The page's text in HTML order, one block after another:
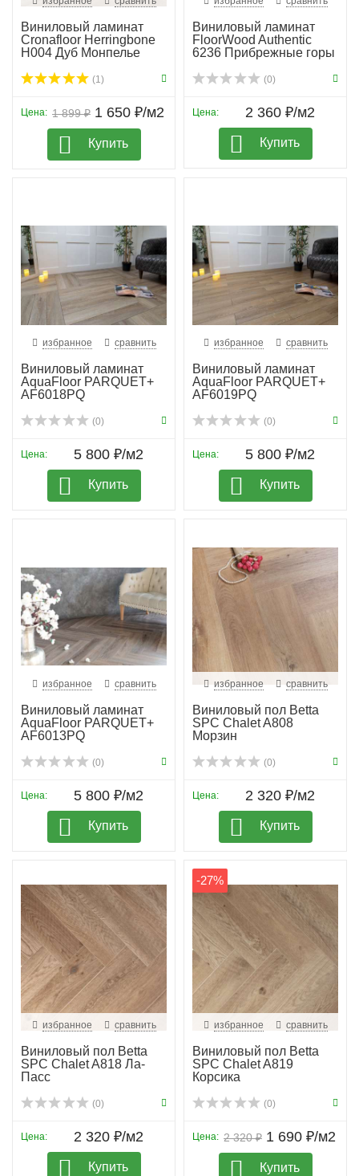
Виниловый ламинат
Cronafloor Herringbone
H004 Дуб Монпелье
(1)
1 899 ₽
Цена: 1 650 ₽/м2
Купить
Виниловый ламинат
FloorWood Authentic
6236 Прибрежные горы
(0)
Цена: 2 360 ₽/м2
Купить
избранное сравнить
Виниловый ламинат
AquaFloor PARQUET+
AF6018PQ
(0)
Цена: 5 800 ₽/м2
Купить
избранное сравнить
Виниловый ламинат
AquaFloor PARQUET+
AF6019PQ
(0)
Цена: 5 800 ₽/м2
Купить
избранное сравнить
Виниловый ламинат
AquaFloor PARQUET+
AF6013PQ
(0)
Цена: 5 800 ₽/м2
Купить
избранное сравнить
Виниловый пол Betta
SPC Chalet A808
Морзин
(0)
Цена: 2 320 ₽/м2
Купить
избранное сравнить
Виниловый пол Betta
SPC Chalet A818 Ла-
Пасс
(0)
Цена: 2 320 ₽/м2
Купить
-27%
избранное сравнить
Виниловый пол Betta
SPC Chalet A819
Корсика
(0)
2 320 ₽
Цена: 1 690 ₽/м2
Купить